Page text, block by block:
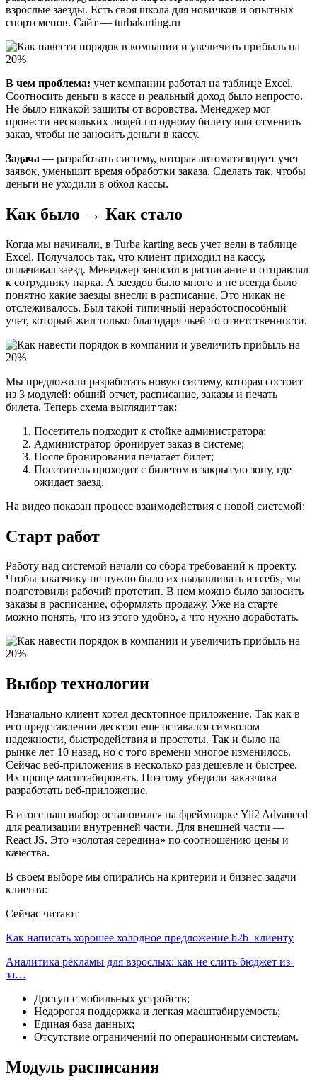
взрослые заезды. Есть своя школа для новичков и опытных
спортсменов. Сайт — turbakarting.ru
В чем проблема: учет компании работал на таблице Excel.
Соотносить деньги в кассе и реальный доход было непросто.
Не было никакой защиты от воровства. Менеджер мог
провести нескольких людей по одному билету или отменить
заказ, чтобы не заносить деньги в кассу.
Задача — разработать систему, которая автоматизирует учет
заявок, уменьшит время обработки заказа. Сделать так, чтобы
деньги не уходили в обход кассы.
Как было → Как стало
Когда мы начинали, в Turba karting весь учет вели в таблице
Excel. Получалось так, что клиент приходил на кассу,
оплачивал заезд. Менеджер заносил в расписание и отправлял
к сотруднику парка. А заездов было много и не всегда было
понятно какие заезды внесли в расписание. Это никак не
отслеживалось. Был такой типичный неработоспособный
учет, который жил только благодаря чьей-то ответственности.
Мы предложили разработать новую систему, которая состоит
из 3 модулей: общий отчет, расписание, заказы и печать
билета. Теперь схема выглядит так:
Посетитель подходит к стойке администратора;
Администратор бронирует заказ в системе;
После бронирования печатает билет;
Посетитель проходит с билетом в закрытую зону, где
ожидает заезд.
На видео показан процесс взаимодействия с новой системой:
Старт работ
Работу над системой начали со сбора требований к проекту.
Чтобы заказчику не нужно было их выдавливать из себя, мы
подготовили рабочий прототип. В нем можно было заносить
заказы в расписание, оформлять продажу. Уже на старте
можно понять, что из этого удобно, а что нужно доработать.
Выбор технологии
Изначально клиент хотел десктопное приложение. Так как в
его представлении десктоп еще оставался символом
надежности, быстродействия и простоты. Так и было на
рынке лет 10 назад, но с того времени многое изменилось.
Сейчас веб-приложения в несколько раз дешевле и быстрее.
Их проще масштабировать. Поэтому убедили заказчика
разработать веб-приложение.
В итоге наш выбор остановился на фреймворке Yii2 Advanced
для реализации внутренней части. Для внешней части —
React JS. Это »золотая середина» по соотношению цены и
качества.
В своем выборе мы опирались на критерии и бизнес-задачи
клиента:
Сейчас читают
Как написать хорошее холодное предложение b2b–клиенту
Аналитика рекламы для взрослых: как не слить бюджет из-
за…
Доступ с мобильных устройств;
Недорогая поддержка и легкая масштабируемость;
Единая база данных;
Отсутствие ограничений по операционным системам.
Модуль расписания